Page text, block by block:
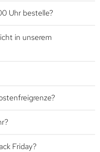
Uhr bestelle?
in unserem
Friday?